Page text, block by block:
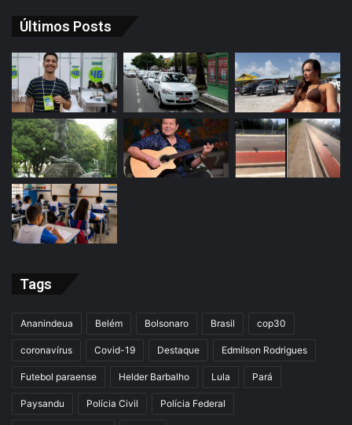
Últimos Posts
Tags
Ananindeua Belém Bolsonaro Brasil cop30
coronavírus Covid-19 Destaque Edmilson Rodrigues
Futebol paraense Helder Barbalho Lula Pará
Paysandu Polícia Civil Polícia Federal